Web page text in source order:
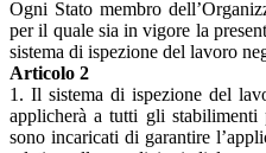
Ogni Stato membro
per il quale sia in vigore la
sistema di ispezione del lavoro
Articolo 2
1. Il sistema di ispezione del
applicherà a tutti gli
sono incaricati di garantire